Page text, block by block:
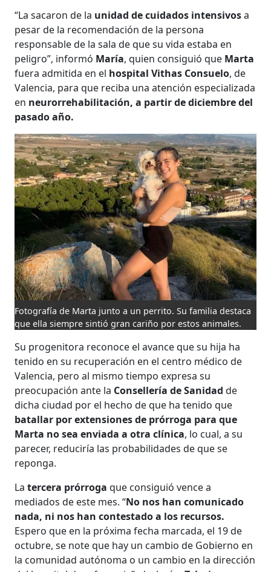
“La sacaron de la unidad de cuidados intensivosa
pesar de la recomendación de la persona
responsable de la sala de que su vida estaba en
peligro”, informó María, quien consiguió que Marta
fuera admitida en el hospital Vithas Consuelo, de
Valencia, para que reciba una atención especializada
en neurorrehabilitación, a partir de diciembre del
pasado año.
Fotografía de Marta junto a un perrito. Su familia destaca
que ella siempre sintió gran cariño por estos animales.
Su progenitora reconoce el avance que su hija ha
tenido en su recuperación en el centro médico de
Valencia, pero al mismo tiempo expresa su
preocupación ante la Consellería de Sanidad de
dicha ciudad por el hecho de que ha tenido que
batallar por extensiones de prórroga para que
Marta no sea enviada a otra clínica, lo cual, a su
parecer, reduciría las probabilidades de que se
reponga.
Latercera prórroga que consiguió vence a
mediados de este mes. “No nos han comunicado
nada, ni nos han contestado a los recursos.
Espero que en la próxima fecha marcada, el 19 de
octubre, se note que hay un cambio de Gobierno en
la comunidad autónoma o un cambio en la dirección